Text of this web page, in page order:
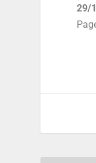
29/